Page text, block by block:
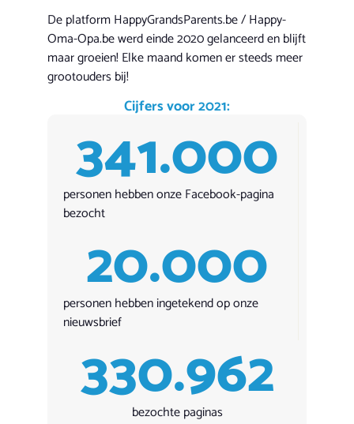
De platform HappyGrandsParents.be / Happy-
Oma-Opa.be werd einde 2020 gelanceerd en blijft
maar groeien! Elke maand komen er steeds meer
grootouders bij!
Cijfers voor 2021:
personen hebben onze Facebook-pagina
bezocht
341.000
personen hebben ingetekend op onze
nieuwsbrief
20.000
bezochte paginas
330.962